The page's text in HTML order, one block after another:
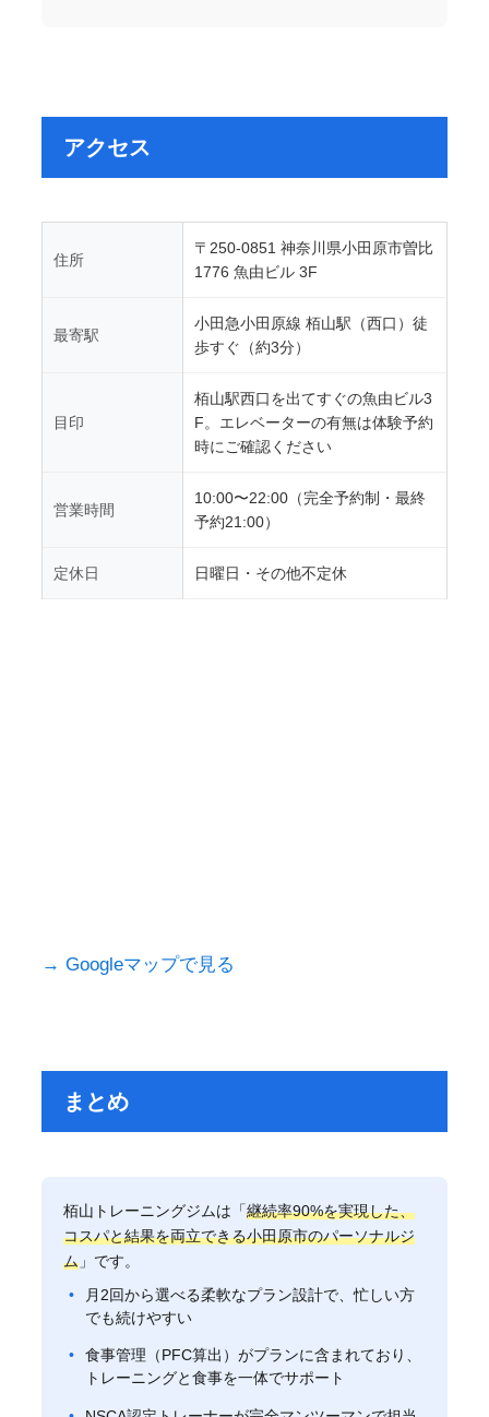
アクセス
住所
〒250-0851 神奈川県小田原市曽比
1776 魚由ビル 3F
最寄駅
小田急小田原線 栢山駅（西口）徒
歩すぐ（約3分）
目印
栢山駅西口を出てすぐの魚由ビル3
F。エレベーターの有無は体験予約
時にご確認ください
営業時間
10:00〜22:00（完全予約制・最終
予約21:00）
定休日 日曜日・その他不定休
→ Googleマップで見る
まとめ
栢山トレーニングジムは「継続率90%を実現した、
コスパと結果を両立できる小田原市のパーソナルジ
ム」です。
月2回から選べる柔軟なプラン設計で、忙しい方
でも続けやすい
食事管理（PFC算出）がプランに含まれており、
トレーニングと食事を一体でサポート